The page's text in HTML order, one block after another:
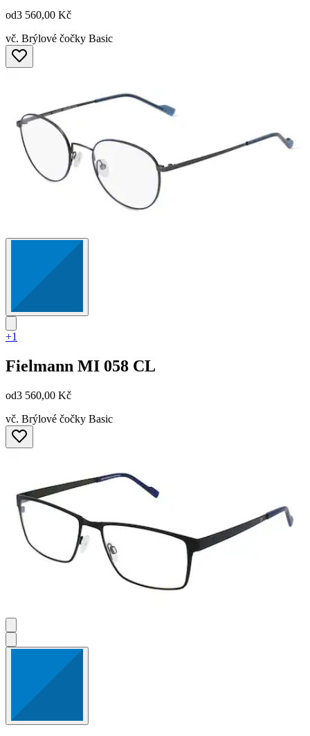
od3 560,00 Kč
vč. Brýlové čočky Basic
+1
Fielmann MI 058 CL
od3 560,00 Kč
vč. Brýlové čočky Basic